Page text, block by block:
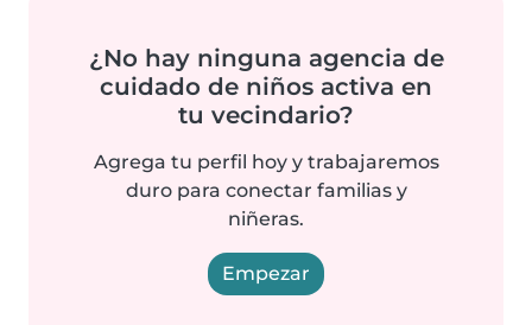
¿No hay ninguna agencia de
cuidado de niños activa en
tu vecindario?
Agrega tu perfil hoy y trabajaremos
duro para conectar familias y
niñeras.
Empezar